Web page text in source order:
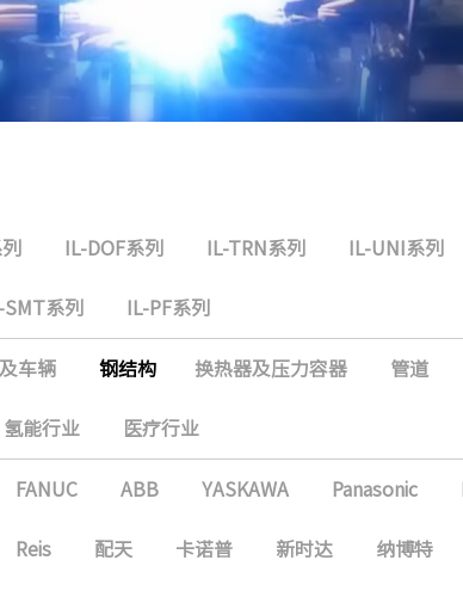
IL-DOF系列 IL-TRN系列 IL-UNI系列
SMT系列 IL-PF系列
车辆 钢结构 换热器及压力容器 管道
氢能行业 医疗行业
FANUC ABB YASKAWA Panasonic
Reis 配天 卡诺普 新时达 纳博特